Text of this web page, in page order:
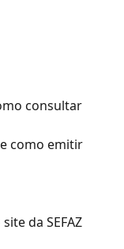
consultar
como emitir
da SEFAZ